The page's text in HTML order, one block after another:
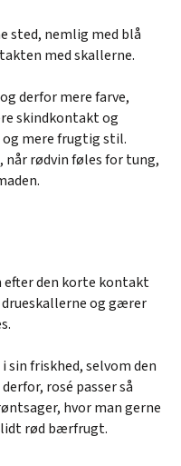
sted, nemlig med blå
med skallerne.
derfor mere farve,
skindkontakt og
mere frugtig stil.
når rødvin føles for tung,
efter den korte kontakt
og gærer
i sin friskhed, selvom den
rosé passer så
hvor man gerne
lidt rød bærfrugt.